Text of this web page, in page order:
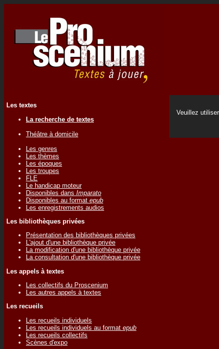
Les textes
La recherche de textes
Théâtre à domicile
Les genres
Les thèmes
Les époques
Les troupes
FLE
Le handicap moteur
Disponibles dans Imparato
Disponibles au format epub
Les enregistrements audios
Les bibliothèques privées
Présentation des bibliothèques privées
L'ajout d'une bibliothèque privée
La modification d'une bibliothèque privée
La consultation d'une bibliothèque privée
Les appels à textes
Les collectifs du Proscenium
Les autres appels à textes
Les recueils
Les recueils individuels
Les recueils individuels au format epub
Les recueils collectifs
Scènes d'expo
Veuillez